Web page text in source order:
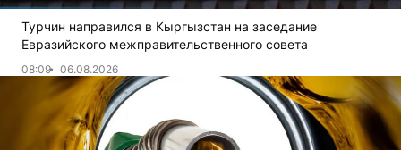
Турчин направился в Кыргызстан на заседание
Евразийского межправительственного совета
08:09 06.08.2026